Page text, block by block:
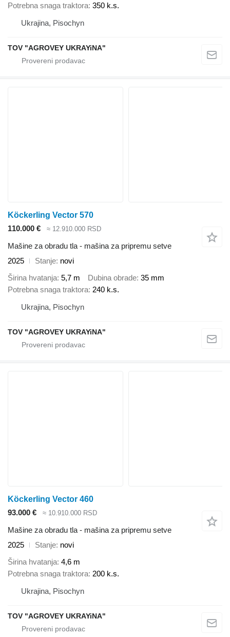
Potrebna snaga traktora 350 k.s.
Ukrajina, Pisochyn
TOV "AGROVEY UKRAYiNA"
Köckerling Vector 570
110.000 €
≈ 12.910.000 RSD
Mašine za obradu tla - mašina za pripremu setve
2025
Stanje novi
Širina hvatanja 5,7 m Dubina obrade 35 mm
Potrebna snaga traktora 240 k.s.
Ukrajina, Pisochyn
TOV "AGROVEY UKRAYiNA"
Köckerling Vector 460
93.000 €
≈ 10.910.000 RSD
Mašine za obradu tla - mašina za pripremu setve
2025
Stanje novi
Širina hvatanja 4,6 m
Potrebna snaga traktora 200 k.s.
Ukrajina, Pisochyn
TOV "AGROVEY UKRAYiNA"